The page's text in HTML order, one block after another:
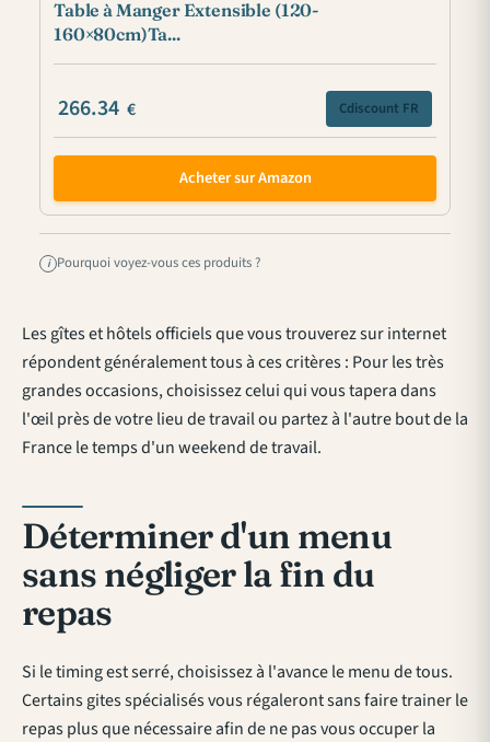
Table à Manger Extensible (120-
160×80cm)Ta...
266.34 € Cdiscount FR
Acheter sur Amazon
i Pourquoi voyez-vous ces produits ?
Les gîtes et hôtels officiels que vous trouverez sur internet
répondent généralement tous à ces critères : Pour les très
grandes occasions, choisissez celui qui vous tapera dans
l'œil près de votre lieu de travail ou partez à l'autre bout de la
France le temps d'un weekend de travail.
Déterminer d'un menu
sans négliger la fin du
repas
Si le timing est serré, choisissez à l'avance le menu de tous.
Certains gites spécialisés vous régaleront sans faire trainer le
repas plus que nécessaire afin de ne pas vous occuper la